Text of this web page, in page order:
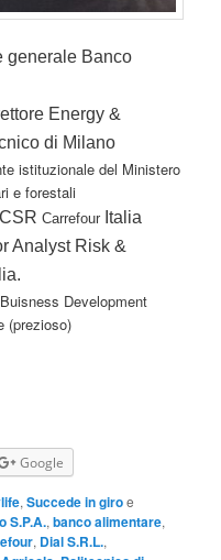
generale Banco
Energy &
di Milano
istituzionale del Ministero
e forestali
CarrefourItalia
Analyst Risk &
Development
(prezioso)
Google
,Succede in giroe
S.P.A.,banco alimentare,
, Dial S.R.L.,